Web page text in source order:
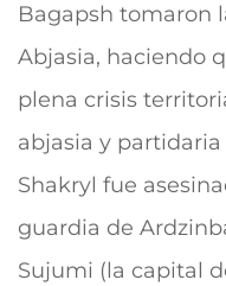
Bagapsh tomaron
Abjasia, haciendo
plena crisis
abjasia y
Shakryl fue
guardia de
Sujumi (la capital